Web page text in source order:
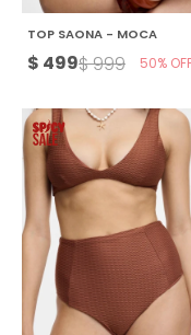
TOP SAONA - MOCA
$ 499$999 50